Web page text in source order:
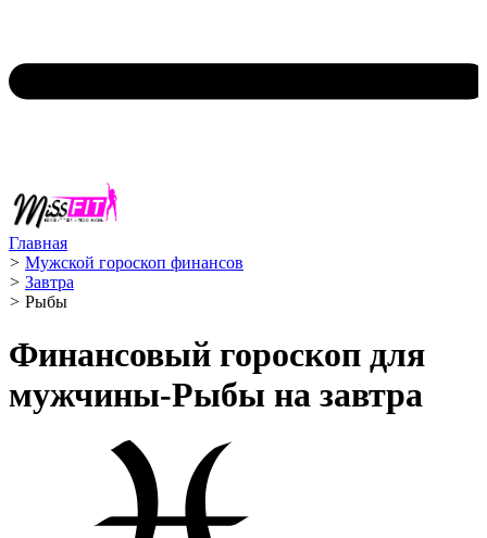
Главная
> Мужской гороскоп финансов
> Завтра
> Рыбы ️
Финансовый гороскоп для
мужчины-Рыбы на завтра